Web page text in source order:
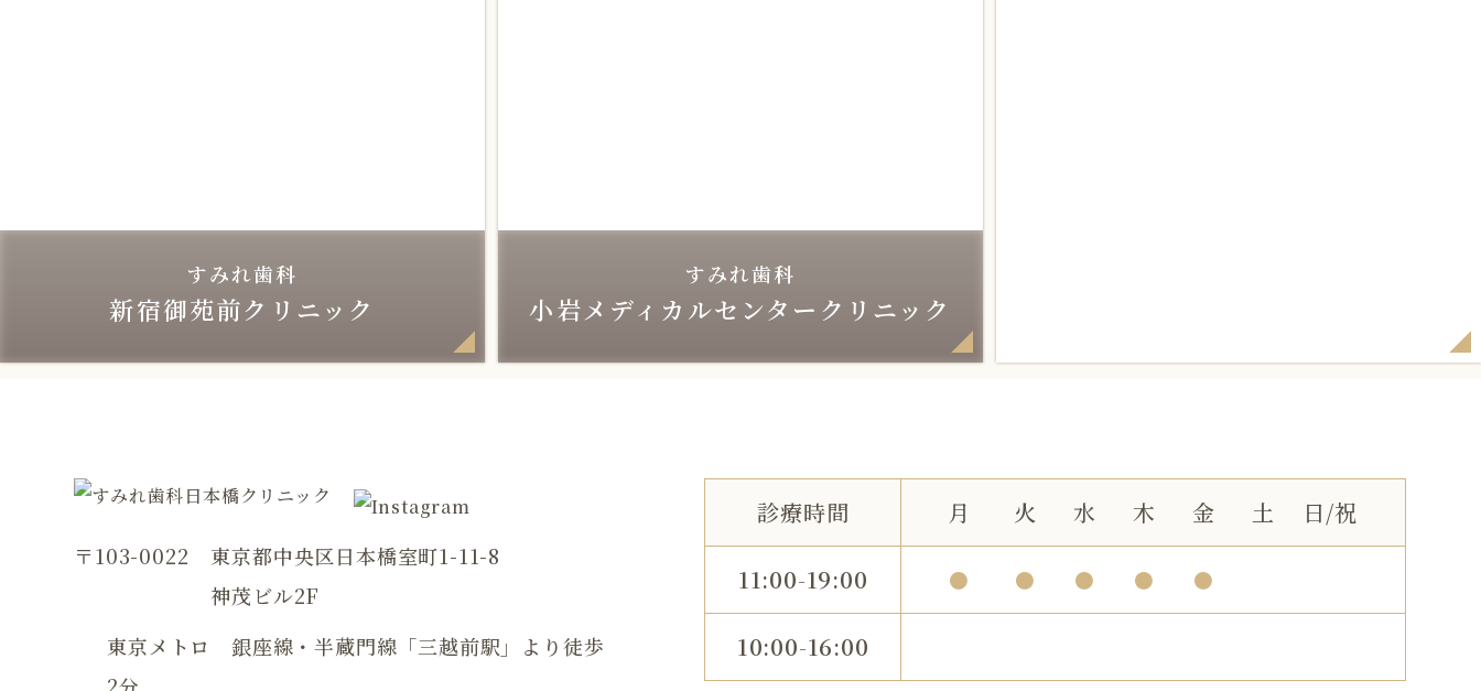
すみれ歯科
新宿御苑前クリニック
すみれ歯科
小岩メディカルセンタークリニック
〒103-0022
東京都中央区日本橋室町1-11-8
神茂ビル2F
東京メトロ 銀座線・半蔵門線「三越前駅」より徒歩
診療時間 月 火 水 木 金 土 日/祝
11:00-19:00 ● ● ● ● ●
10:00-16:00